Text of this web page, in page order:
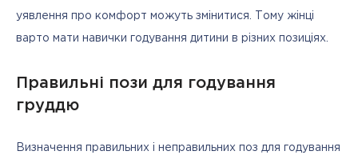
уявлення про комфорт можуть змінитися. Тому жінці
варто мати навички годування дитини в різних позиціях.
Правильні пози для годування
груддю
Визначення правильних і неправильних поз для годування